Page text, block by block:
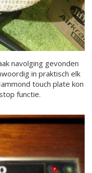
navolging gevonden
in praktisch elk
touch plate kon
functie.